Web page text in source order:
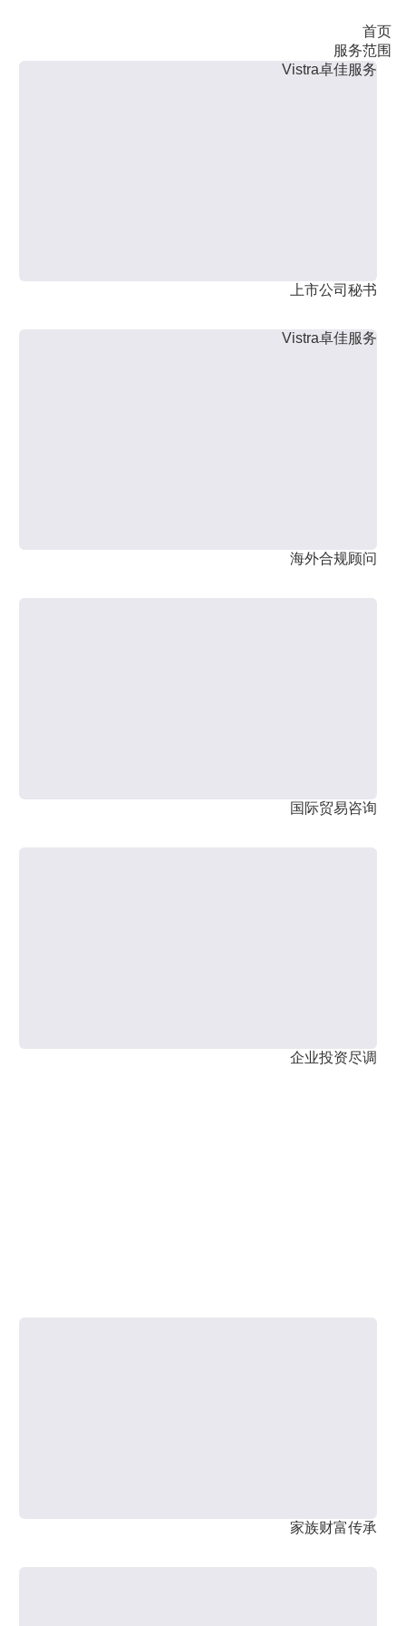
首页
服务范围
Vistra卓佳服务
上市公司秘书
Vistra卓佳服务
海外合规顾问
国际贸易咨询
企业投资尽调
家族财富传承